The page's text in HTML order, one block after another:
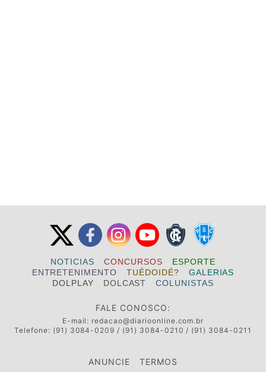
NOTICIAS CONCURSOS
ESPORTE
ENTRETENIMENTO
TUÉDOIDÉ?
GALERIAS
DOLPLAY
DOLCAST COLUNISTAS
FALE CONOSCO:
E-mail: redacao@diarioonline.com.br
Telefone: (91) 3084-0209 / (91) 3084-0210 / (91) 3084-0211
ANUNCIE TERMOS